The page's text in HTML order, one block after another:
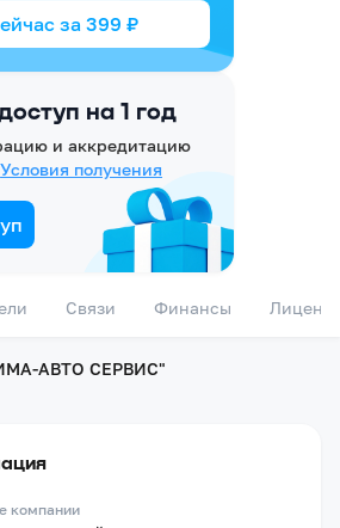
на 1 год
и аккредитацию
Условия получения
за 399 ₽
Связи Финансы
АВТО СЕРВИС"
компании